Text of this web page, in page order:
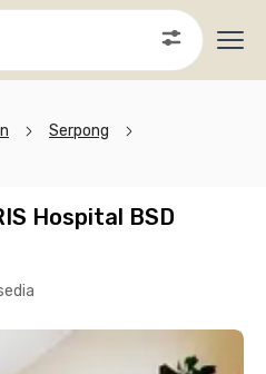
Serpong
Hospital BSD